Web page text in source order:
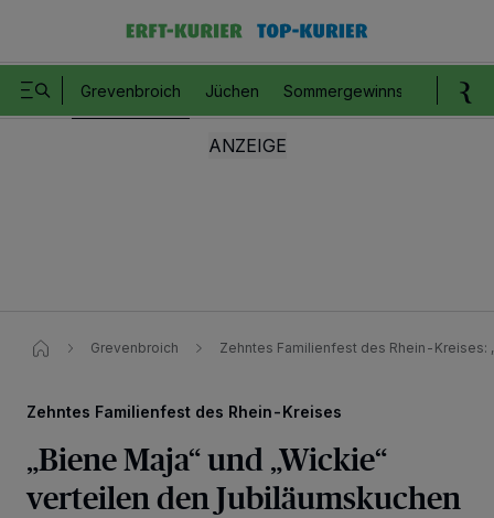
Grevenbroich Jüchen Sommergewinnspiel
Grevenbroich Zehntes Familienfest des Rhein-Kreises:
Zehntes Familienfest des Rhein-Kreises
„Biene Maja“ und „Wickie“
verteilen den Jubiläumskuchen